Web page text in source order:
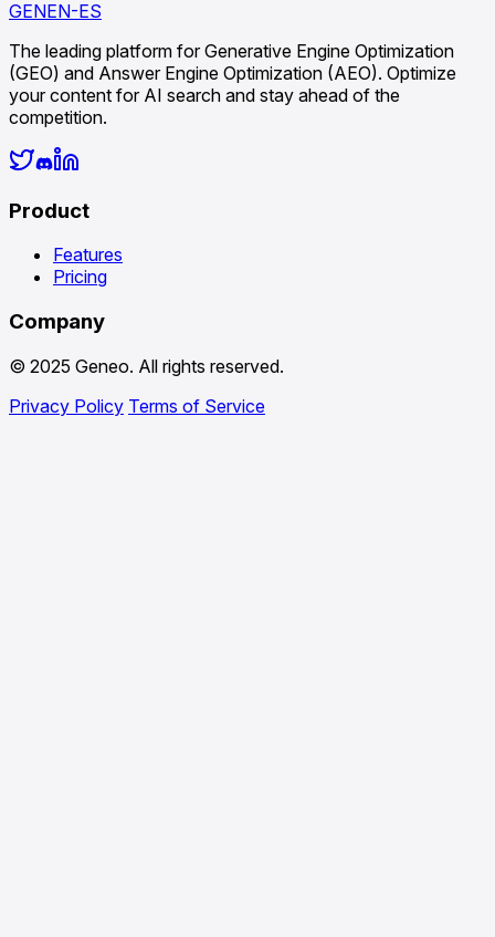
GENEN-ES
The leading platform for Generative Engine Optimization
(GEO) and Answer Engine Optimization (AEO). Optimize
your content for AI search and stay ahead of the
competition.
Product
Features
Pricing
Company
© 2025 Geneo. All rights reserved.
Privacy Policy Terms of Service